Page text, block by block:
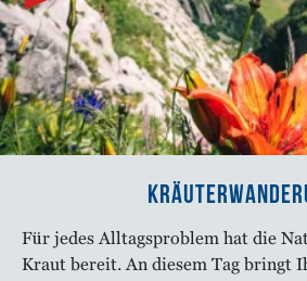
Für jedes Alltagsproblem hat die
Kraut bereit. An diesem Tag bringt